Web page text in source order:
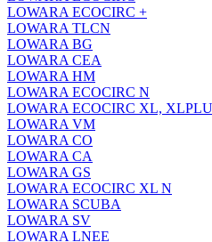
LOWARA ECOCIRC +
LOWARA TLCN
LOWARA BG
LOWARA CEA
LOWARA HM
LOWARA ECOCIRC N
LOWARA ECOCIRC XL,
LOWARA VM
LOWARA CO
LOWARA CA
LOWARA GS
LOWARA ECOCIRC XL N
LOWARA SCUBA
LOWARA SV
LOWARA LNEE